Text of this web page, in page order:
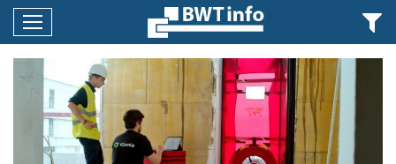
Menu
Home
Nieuws
Agenda